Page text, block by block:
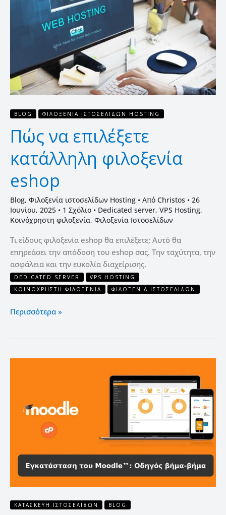
BLOG ΦΙΛΟΞΕΝΊΑ ΙΣΤΟΣΕΛΊΔΩΝ HOSTING
Πώς να επιλέξετε
κατάλληλη φιλοξενία
eshop
Blog, Φιλοξενία ιστοσελίδων Hosting • Από Christos • 26
Ιουνίου, 2025 • 1 Σχόλιο • Dedicated server, VPS Hosting,
Κοινόχρηστη φιλοξενία, Φιλοξενία Ιστοσελίδων
Τι είδους φιλοξενία eshop θα επιλέξετε; Αυτό θα
επηρεάσει την απόδοση του eshop σας. Την ταχύτητα, την
ασφάλεια και την ευκολία διαχείρισης.
DEDICATED SERVER
VPS HOSTING
ΚΟΙΝΌΧΡΗΣΤΗ ΦΙΛΟΞΕΝΊΑ
ΦΙΛΟΞΕΝΊΑ ΙΣΤΟΣΕΛΊΔΩΝ
κατάλληλη
φιλοξενία
Περισσότερα »
ΚΑΤΑΣΚΕΥΉ ΙΣΤΟΣΕΛΊΔΩΝ BLOG